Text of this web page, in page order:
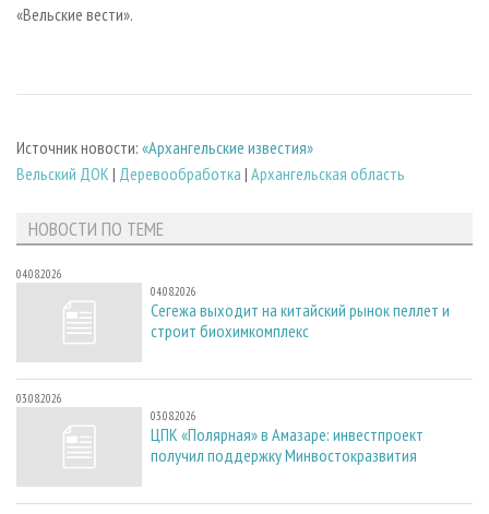
«Вельские вести».
Источник новости: «Архангельские известия»
Вельский ДОК | Деревообработка | Архангельская область
НОВОСТИ ПО ТЕМЕ
04.08.2026
04.08.2026
Сегежа выходит на китайский рынок пеллет и
строит биохимкомплекс
03.08.2026
03.08.2026
ЦПК «Полярная» в Амазаре: инвестпроект
получил поддержку Минвостокразвития